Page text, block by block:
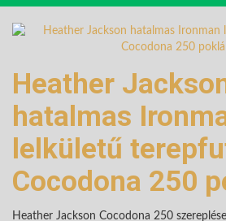
Heather
hatalmas
lelkületű
Cocodona 250
Heather Jackson Cocodona 250